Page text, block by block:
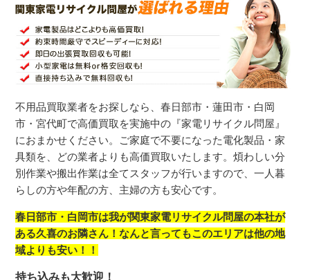
不用品買取業者をお探しなら、春日部市・蓮田市・白岡
市・宮代町で高価買取を実施中の『家電リサイクル問屋』
におまかせください。ご家庭で不要になった電化製品・家
具類を、どの業者よりも高価買取いたします。煩わしい分
別作業や搬出作業は全てスタッフが行いますので、一人暮
らしの方や年配の方、主婦の方も安心です。
春日部市・白岡市は我が関東家電リサイクル問屋の本社が
ある久喜のお隣さん！なんと言ってもこのエリアは他の地
域よりも安い！！
持ち込みも大歓迎！